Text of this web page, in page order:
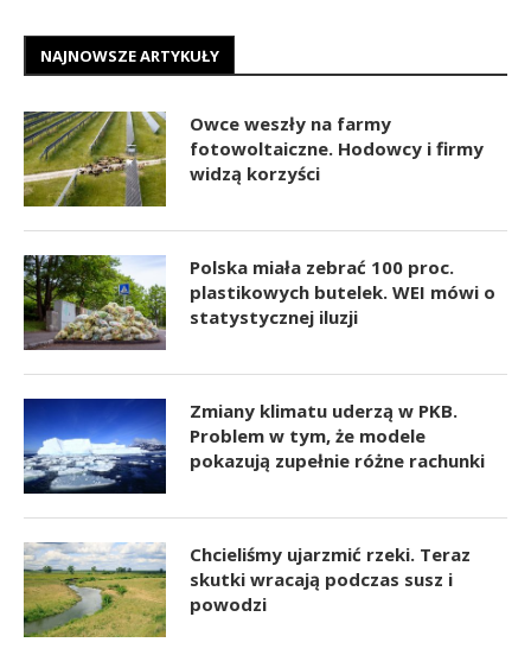
NAJNOWSZE ARTYKUŁY
Owce weszły na farmy
fotowoltaiczne. Hodowcy i firmy
widzą korzyści
Polska miała zebrać 100 proc.
plastikowych butelek. WEI mówi o
statystycznej iluzji
Zmiany klimatu uderzą w PKB.
Problem w tym, że modele
pokazują zupełnie różne rachunki
Chcieliśmy ujarzmić rzeki. Teraz
skutki wracają podczas susz i
powodzi